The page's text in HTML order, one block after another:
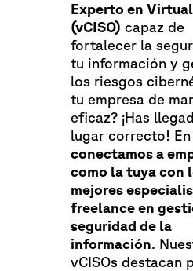
Experto en Virtual
(vCISO) capaz de
fortalecer la
tu información y
los riesgos
tu empresa de
eficaz? ¡Has
lugar correcto! En
conectamos a
como la tuya con
mejores
freelance en
seguridad de la
información.
vCISOs destacan